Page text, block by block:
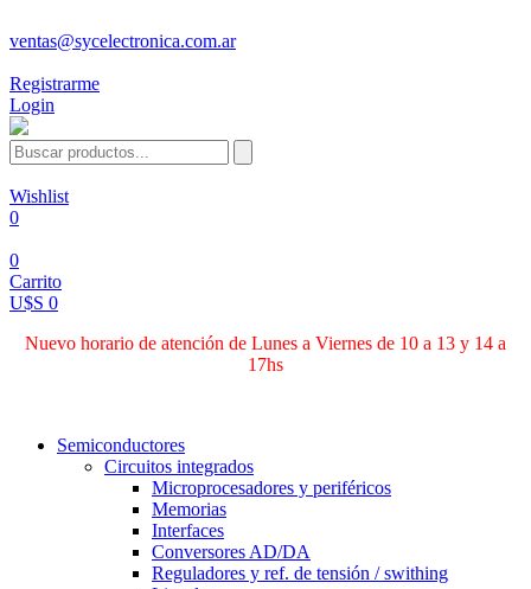
ventas@sycelectronica.com.ar
Registrarme
Login
Wishlist
0
0
Carrito
U$S 0
Nuevo horario de atención de Lunes a Viernes de 10 a 13 y 14 a
17hs
Semiconductores
Circuitos integrados
Microprocesadores y periféricos
Memorias
Interfaces
Conversores AD/DA
Reguladores y ref. de tensión / swithing